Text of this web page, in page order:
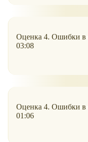
Оценка 4. Ошибки в
03:08
Оценка 4. Ошибки в
01:06